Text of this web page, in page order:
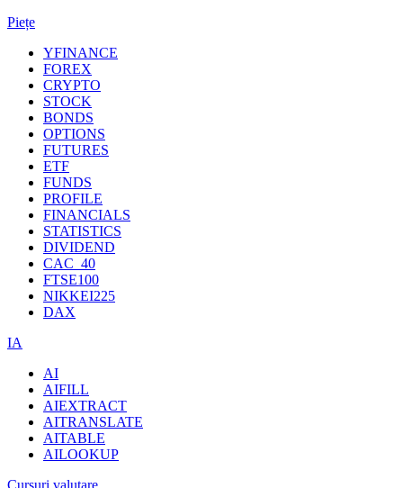
Piețe
YFINANCE
FOREX
CRYPTO
STOCK
BONDS
OPTIONS
FUTURES
ETF
FUNDS
PROFILE
FINANCIALS
STATISTICS
DIVIDEND
CAC_40
FTSE100
NIKKEI225
DAX
IA
AI
AIFILL
AIEXTRACT
AITRANSLATE
AITABLE
AILOOKUP
Cursuri valutare